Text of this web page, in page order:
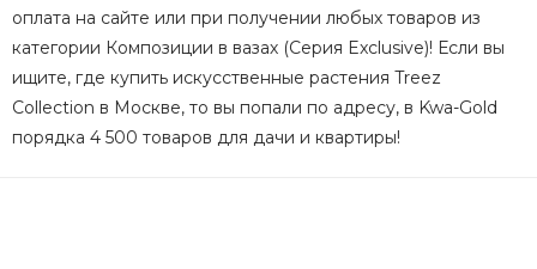
оплата на сайте или при получении любых товаров из
категории Композиции в вазах (Серия Exclusive)! Если вы
ищите, где купить искусственные растения Treez
Collection в Москве, то вы попали по адресу, в Kwa-Gold
порядка 4 500 товаров для дачи и квартиры!